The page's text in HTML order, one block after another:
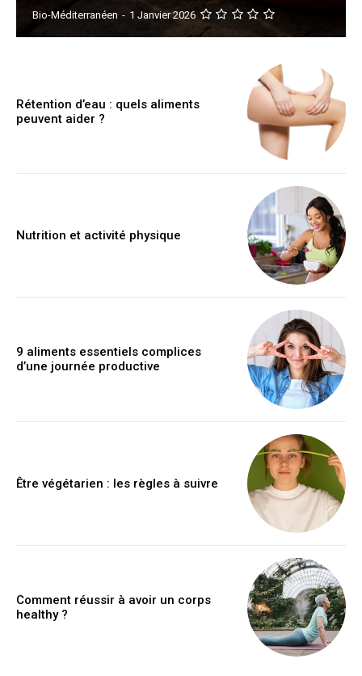
Bio-Méditerranéen - 1 Janvier 2026
Rétention d’eau : quels aliments
peuvent aider ?
Nutrition et activité physique
9 aliments essentiels complices
d’une journée productive
Être végétarien : les règles à suivre
Comment réussir à avoir un corps
healthy ?